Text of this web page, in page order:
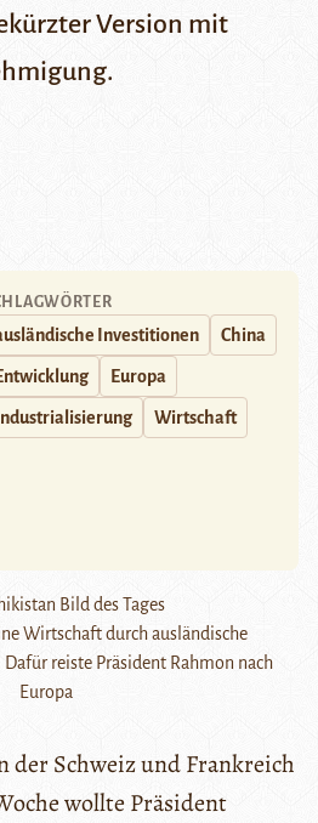
Version mit
Investitionen China
Europa
Industrialisierung Wirtschaft
Wirtschaft durch ausländische
reiste Präsident Rahmon nach
Europa
der Schweiz und Frankreich
wollte Präsident